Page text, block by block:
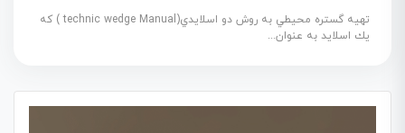
تهيه گستره محيطي به روش دو اسلايدي(technic wedge Manual ) كه
يك اسلايد به عنوان...